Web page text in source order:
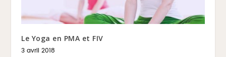
Le Yoga en PMA et FIV
3 avril 2018